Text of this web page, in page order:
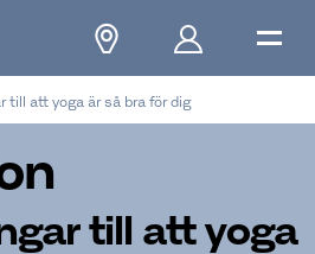
till att yoga är så bra för dig
till att yoga